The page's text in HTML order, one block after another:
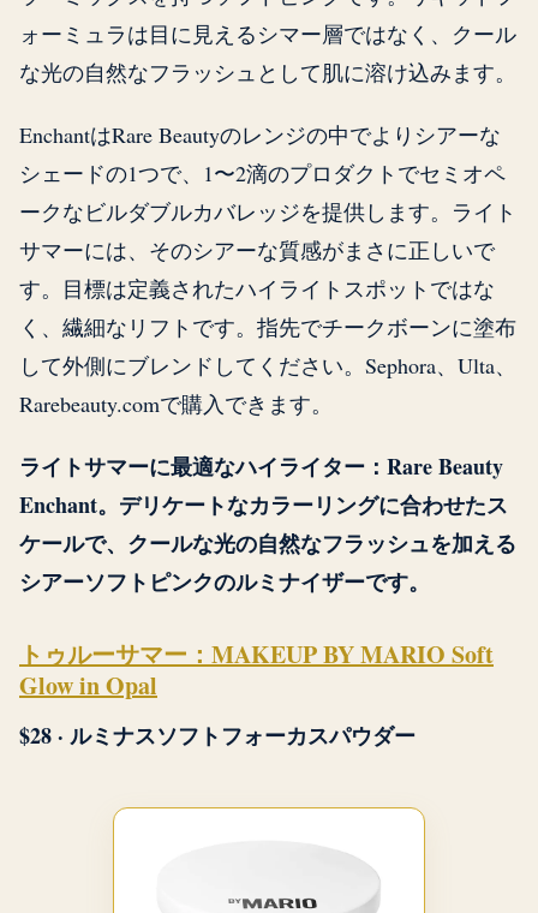
ォーミュラは目に見えるシマー層ではなく、クール
な光の自然なフラッシュとして肌に溶け込みます。
EnchantはRare Beautyのレンジの中でよりシアーな
シェードの1つで、1〜2滴のプロダクトでセミオペ
ークなビルダブルカバレッジを提供します。ライト
サマーには、そのシアーな質感がまさに正しいで
す。目標は定義されたハイライトスポットではな
く、繊細なリフトです。指先でチークボーンに塗布
して外側にブレンドしてください。Sephora、Ulta、
Rarebeauty.comで購入できます。
ライトサマーに最適なハイライター：Rare Beauty
Enchant。デリケートなカラーリングに合わせたス
ケールで、クールな光の自然なフラッシュを加える
シアーソフトピンクのルミナイザーです。
トゥルーサマー：MAKEUP BY MARIO Soft
Glow in Opal
$28 · ルミナスソフトフォーカスパウダー